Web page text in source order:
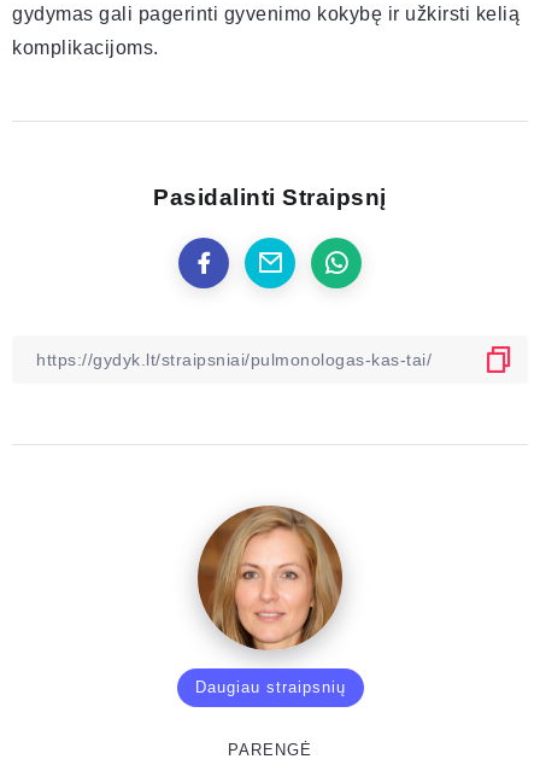
gydymas gali pagerinti gyvenimo kokybę ir užkirsti kelią
komplikacijoms.
Pasidalinti Straipsnį
Daugiau straipsnių
PARENGĖ